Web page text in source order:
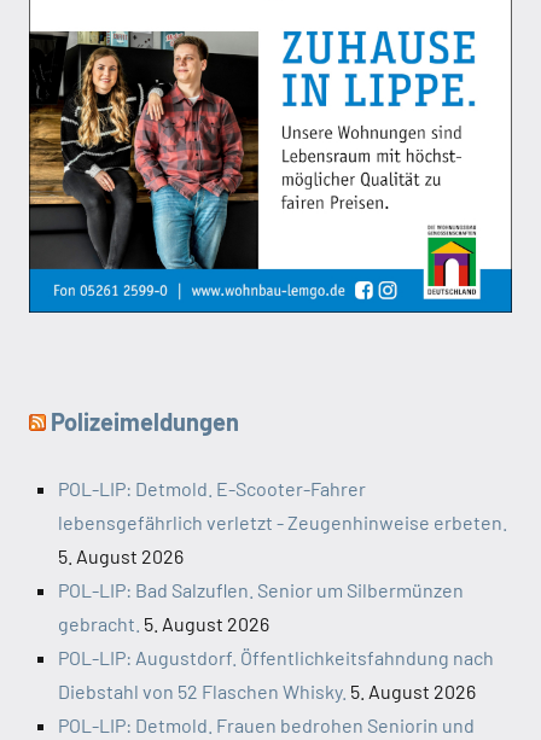
Polizeimeldungen
POL-LIP: Detmold. E-Scooter-Fahrer
lebensgefährlich verletzt - Zeugenhinweise erbeten.
5. August 2026
POL-LIP: Bad Salzuflen. Senior um Silbermünzen
gebracht. 5. August 2026
POL-LIP: Augustdorf. Öffentlichkeitsfahndung nach
Diebstahl von 52 Flaschen Whisky. 5. August 2026
POL-LIP: Detmold. Frauen bedrohen Seniorin und